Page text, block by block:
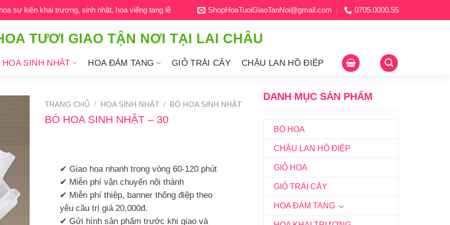
sự kiện khai trương, sinh nhật, hoa viếng tang lễ ShopHoaTuoiGiaoTanNoi@gmail.com 0705.0000.55
TƯƠI GIAO TẬN NƠI TẠI LAI CHÂU
HOA SINH NHẬT HOA ĐÁM TANG GIỎ TRÁI CÂY CHẬU LAN HỒ ĐIỆP
DANH MỤC SẢN PHẨM
BÓ HOA
CHẬU LAN HỒ ĐIỆP
GIỎ HOA
GIỎ TRÁI CÂY
HOA ĐÁM TANG
TRANG CHỦ / HOA SINH NHẬT / BÓ HOA SINH NHẬT
BÓ HOA SINH NHẬT – 30
✔ Giao hoa nhanh trong vòng 60-120 phút
✔ Miễn phí vận chuyển nội thành
✔ Miễn phí thiệp, banner thông điệp theo
yêu cầu trị giá 20,000đ.
✔ Gửi hình sản phẩm trước khi giao và